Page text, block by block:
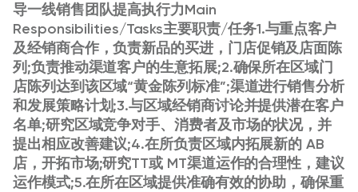
导一线销售团队提高执行力Main
Responsibilities/Tasks主要职责/任务1.与重点客户
及经销商合作，负责新品的买进，门店促销及店面陈
列;负责推动渠道客户的生意拓展;2.确保所在区域门
店陈列达到该区域“黄金陈列标准”;渠道进行销售分析
和发展策略计划;3.与区域经销商讨论并提供潜在客户
名单;研究区域竞争对手、消费者及市场的状况，并
提出相应改善建议;4.在所负责区域内拓展新的 AB
店，开拓市场;研究TT或 MT渠道运作的合理性，建议
运作模式;5.在所在区域提供准确有效的协助，确保重